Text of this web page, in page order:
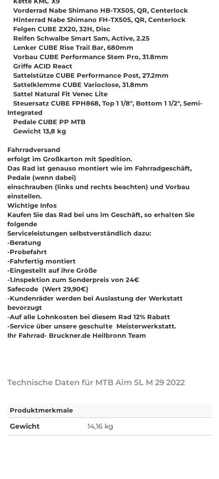
Vorderrad Nabe Shimano HB-TX505, QR, Centerlock
Hinterrad Nabe Shimano FH-TX505, QR, Centerlock
Felgen CUBE ZX20, 32H, Disc
Reifen Schwalbe Smart Sam, Active, 2.25
Lenker CUBE Rise Trail Bar, 680mm
Vorbau CUBE Performance Stem Pro, 31.8mm
Griffe ACID React
Sattelstütze CUBE Performance Post, 27.2mm
Sattelklemme CUBE Varioclose, 31.8mm
Sattel Natural Fit Venec Lite
Steuersatz CUBE FPH868, Top 1 1/8", Bottom 1 1/2", Semi-
Integrated
Pedale CUBE PP MTB
Gewicht 13,8 kg
Fahrradversand
erfolgt im Großkarton mit Spedition.
Das Rad ist genauso montiert wie im Fahrradgeschäft,
Pedale (wenn dabei)
einschrauben (links und rechts beachten) und Vorbau
einstellen.
Wichtige Infos
Kaufen Sie das Rad bei uns im Geschäft, so erhalten Sie
folgende
Serviceleistungen selbstverständlich dazu:
-Beratung
-Probefahrt
-Fahrfertig montiert
-Eingestellt auf ihre Größe
-1.Inspektion zum Sonderpreis von 24€
Safecode (Wert 29,90€)
-Kundenräder werden bei Auslastung der Werkstatt
bevorzugt
-Auf alle Lohnkosten bei diesem Rad 12% Rabatt
-Service über unsere geschulte Meisterwerkstatt.
Ihr Fahrrad- Bruckner.de Heilbronn Team
Technische Daten für MTB Aim SL M 29 2022
Produktmerkmale
Gewicht 14,16 kg